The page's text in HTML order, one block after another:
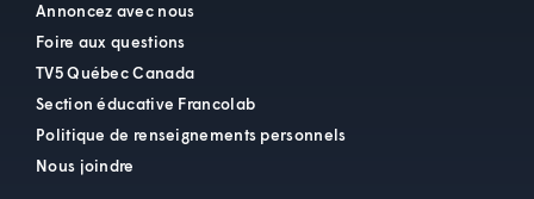
Annoncez avec nous
Foire aux questions
TV5 Québec Canada
Section éducative Francolab
Politique de renseignements personnels
Nous joindre